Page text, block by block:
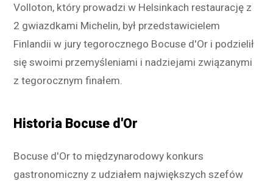
Volloton, który prowadzi w Helsinkach restaurację z
2 gwiazdkami Michelin, był przedstawicielem
Finlandii w jury tegorocznego Bocuse d'Or i podzielił
się swoimi przemyśleniami i nadziejami związanymi
z tegorocznym finałem.
Historia Bocuse d'Or
Bocuse d'Or to międzynarodowy konkurs
gastronomiczny z udziałem największych szefów